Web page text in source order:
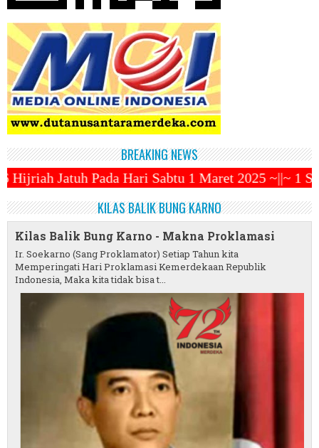
BREAKING NEWS
Sabtu 1 Maret 2025 ~||~ 1 Syawal Jatuh Pada
KILAS BALIK BUNG KARNO
Kilas Balik Bung Karno - Makna Proklamasi
Ir. Soekarno (Sang Proklamator) Setiap Tahun kita
Memperingati Hari Proklamasi Kemerdekaan Republik
Indonesia, Maka kita tidak bisa t...